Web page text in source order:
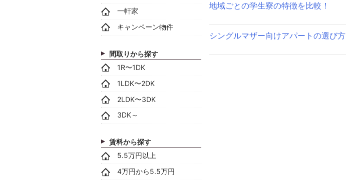
ン
地域ごとの学生寮の特徴を比較！
シングルマザー向けアパートの選び方
一軒家
キャンペーン物件
間取りから探す
1R〜1DK
1LDK〜2DK
2LDK〜3DK
3DK～
賃料から探す
5.5万円以上
4万円から5.5万円